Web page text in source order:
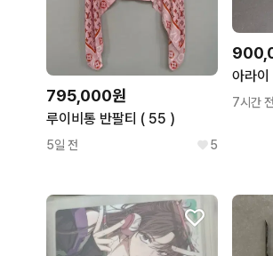
795,000원
루이비통 반팔티 ( 55 )
5일 전 5
7시간 전